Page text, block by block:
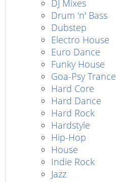
DJ Mixes
Drum 'n' Bass
Dubstep
Electro House
Euro Dance
Funky House
Goa-Psy Trance
Hard Core
Hard Dance
Hard Rock
Hardstyle
Hip-Hop
House
Indie Rock
Jazz